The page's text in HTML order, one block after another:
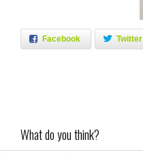
Facebook Twitter
What do you think?